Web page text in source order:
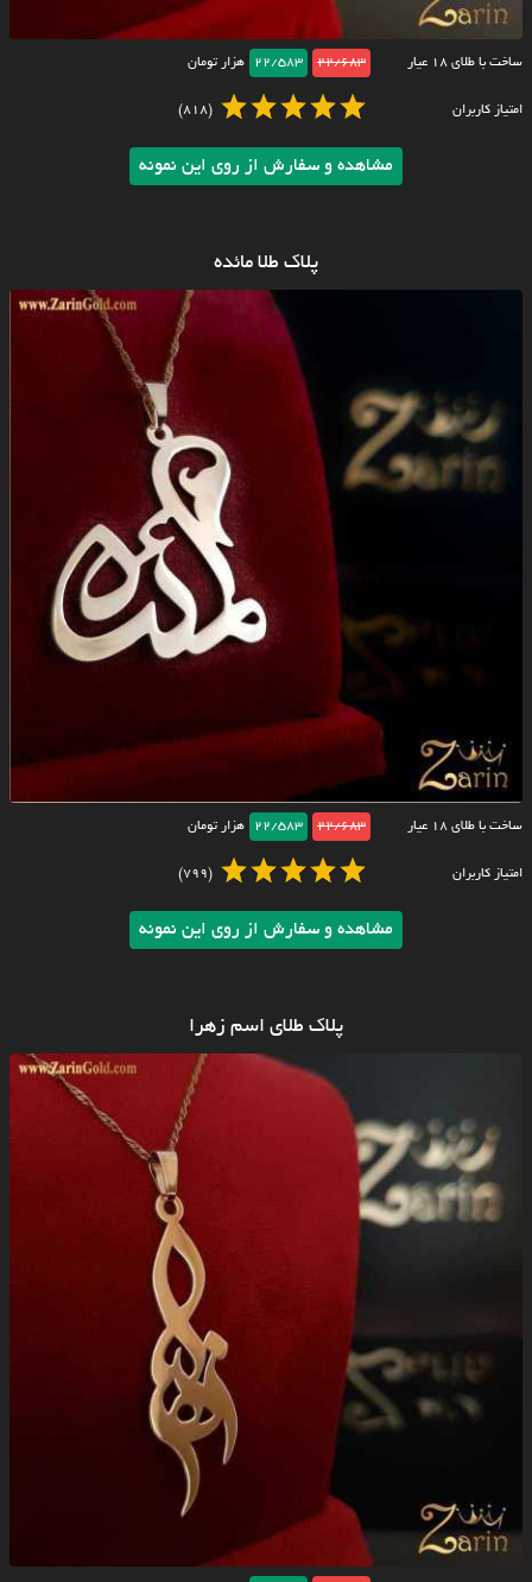
ساخت با طلای ۱۸ عیار 22/683
22/583 هزار تومان
امتیاز کاربران (818)
مشاهده و سفارش از روی این نمونه
پلاک طلا مائده
ساخت با طلای ۱۸ عیار 22/683
22/583 هزار تومان
امتیاز کاربران (799)
مشاهده و سفارش از روی این نمونه
پلاک طلای اسم زهرا